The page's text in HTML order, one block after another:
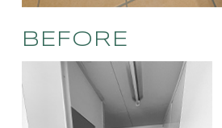
BEFORE